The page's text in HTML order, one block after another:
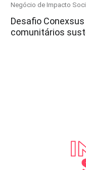
Category
Negócio de Impacto
Desafio
comunitários